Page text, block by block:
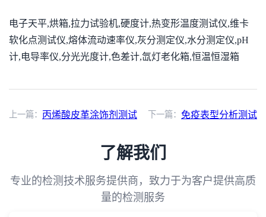
电子天平,烘箱,拉力试验机,硬度计,热变形温度测试仪,维卡
软化点测试仪,熔体流动速率仪,灰分测定仪,水分测定仪,pH
计,电导率仪,分光光度计,色差计,氙灯老化箱,恒温恒湿箱
上一篇： 丙烯酸皮革涂饰剂测试 下一篇： 免疫表型分析测试
了解我们
专业的检测技术服务提供商，致力于为客户提供高质
量的检测服务